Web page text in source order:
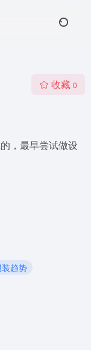
收藏 0
，最早尝试做设
趋势